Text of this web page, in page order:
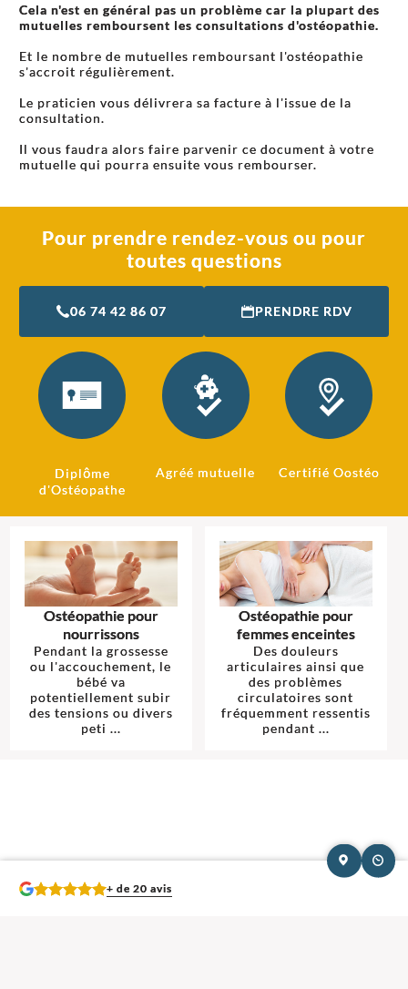
Cela n'est en général pas un problème car la plupart des
mutuelles remboursent les consultations d'ostéopathie.
Et le nombre de mutuelles remboursant l'ostéopathie
s'accroit régulièrement.
Le praticien vous délivrera sa facture à l'issue de la
consultation.
Il vous faudra alors faire parvenir ce document à votre
mutuelle qui pourra ensuite vous rembourser.
Pour prendre rendez-vous ou pour
toutes questions
06 74 42 86 07 PRENDRE RDV
Diplôme
d'Ostéopathe
Agréé mutuelle Certifié Oostéo
Ostéopathie pour
nourrissons
Pendant la grossesse
ou l'accouchement, le
bébé va
potentiellement subir
des tensions ou divers
peti ...
Ostéopathie pour
femmes enceintes
Des douleurs
articulaires ainsi que
des problèmes
circulatoires sont
fréquemment ressentis
pendant ...
+ de 20 avis